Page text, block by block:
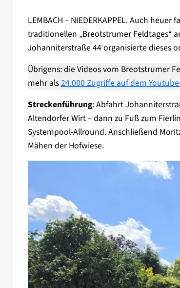
LEMBACH – NIEDERKAPPEL. Auch
traditionellen „Breotstrumer Feldtages“
Johanniterstraße 44 organisierte dieses
Übrigens: die Videos vom Breotstrumer
mehr als24.000 Zugriffe auf dem
Streckenführung: Abfahrt
Altendorfer Wirt – dann zu Fuß zum
Systempool-Allround. Anschließend
Mähen der Hofwiese.